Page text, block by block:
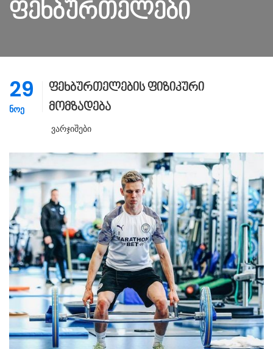
ᲤᲔᲮᲑᲣᲠᲗᲔᲚᲔᲑᲘ
29
ᲜᲝᲔ
ფეხბურთელების ფიზიკური
მომზადება
Ვარჯიშები